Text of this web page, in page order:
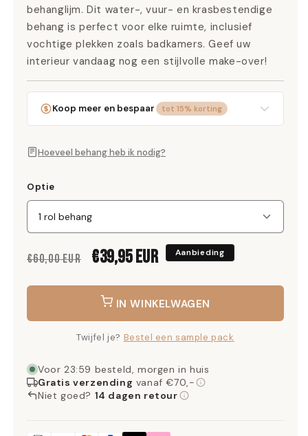
behanglijm. Dit water-, vuur- en krasbestendige
behang is perfect voor elke ruimte, inclusief
vochtige plekken zoals badkamers. Geef uw
interieur vandaag nog een stijlvolle make-over!
Koop meer en bespaar tot 15% korting
Vanaf 5 rollen 15% korting
Hoeveel behang heb ik nodig?
Optie
Normale
prijs
€60,00 EUR Aanbiedingsprijs
€39,95 EUR Aanbieding
IN WINKELWAGEN
Twijfel je? Bestel een sample pack
Voor 23:59 besteld, morgen in huis
Gratis verzending vanaf €70,-
Niet goed? 14 dagen retour